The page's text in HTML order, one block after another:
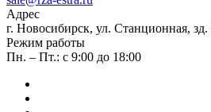
Адрес
г. Новосибирск, ул. Станционная, зд.
Режим работы
Пн. – Пт.: с 9:00 до 18:00